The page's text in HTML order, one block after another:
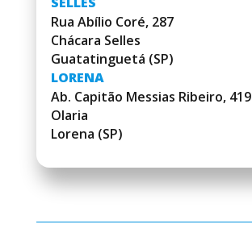
Rua Abílio Coré, 287
Chácara Selles
Guatatinguetá (SP)
LORENA
Ab. Capitão Messias Ribeiro, 419
Olaria
Lorena (SP)